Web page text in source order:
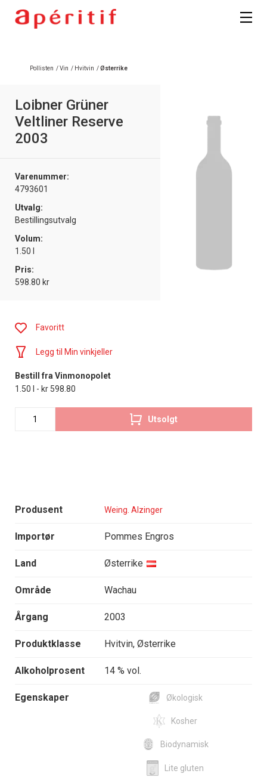
Pollisten /Vin / Hvitvin /Østerrike
Loibner Grüner
Veltliner Reserve
2003
Varenummer:
4793601
Utvalg:
Bestillingsutvalg
Volum:
1.50 l
Pris:
598.80 kr
Produsent Weing. Alzinger
Importør Pommes Engros
Land Østerrike
Område Wachau
Årgang 2003
Produktklasse Hvitvin, Østerrike
Alkoholprosent 14 % vol.
Egenskaper Økologisk
Kosher
Biodynamisk
Lite gluten
Favoritt
Legg til Min vinkjeller
Bestill fra Vinmonopolet
1.50 l - kr 598.80
Utsolgt